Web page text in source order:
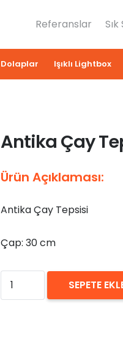
Referanslar
Dolaplar Işıklı Lightbox
Antika Çay
Ürün Açıklaması:
Antika Çay Tepsisi
Çap: 30 cm
Antika
Çay
SEPETE